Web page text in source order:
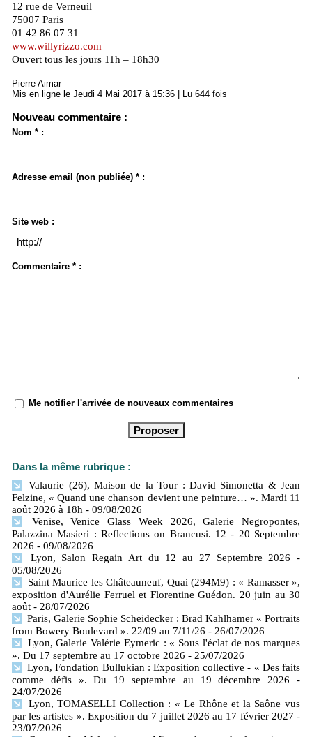
12 rue de Verneuil
75007 Paris
01 42 86 07 31
www.willyrizzo.com
Ouvert tous les jours 11h – 18h30
Pierre Aimar
Mis en ligne le Jeudi 4 Mai 2017 à 15:36 | Lu 644 fois
Nouveau commentaire :
Nom * :
Adresse email (non publiée) * :
Site web :
Commentaire * :
Me notifier l'arrivée de nouveaux commentaires
Dans la même rubrique :
Valaurie (26), Maison de la Tour : David Simonetta & Jean
Felzine, « Quand une chanson devient une peinture… ». Mardi 11
août 2026 à 18h - 09/08/2026
Venise, Venice Glass Week 2026, Galerie Negropontes,
Palazzina Masieri : Reflections on Brancusi. 12 - 20 Septembre
2026 - 09/08/2026
Lyon, Salon Regain Art du 12 au 27 Septembre 2026
-
05/08/2026
Saint Maurice les Châteauneuf, Quai (294M9) : « Ramasser »,
exposition d'Aurélie Ferruel et Florentine Guédon. 20 juin au 30
août - 28/07/2026
Paris, Galerie Sophie Scheidecker : Brad Kahlhamer « Portraits
from Bowery Boulevard ». 22/09 au 7/11/26 - 26/07/2026
Lyon, Galerie Valérie Eymeric : « Sous l'éclat de nos marques
». Du 17 septembre au 17 octobre 2026 - 25/07/2026
Lyon, Fondation Bullukian : Exposition collective - « Des faits
comme défis ». Du 19 septembre au 19 décembre 2026
-
24/07/2026
Lyon, TOMASELLI Collection : « Le Rhône et la Saône vus
par les artistes ». Exposition du 7 juillet 2026 au 17 février 2027 -
23/07/2026